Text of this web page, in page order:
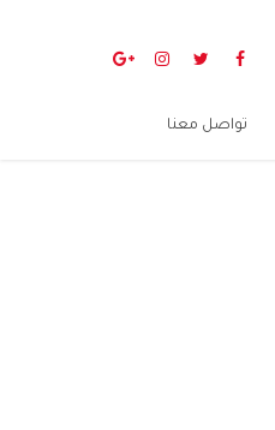
تواصل معنا